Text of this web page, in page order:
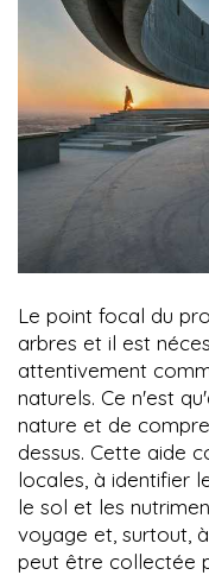
Le point focal du
arbres et il est
attentivement
naturels. Ce n'est
nature et de
dessus. Cette aide
locales, à identifier
le sol et les
voyage et, surtout,
peut être collectée